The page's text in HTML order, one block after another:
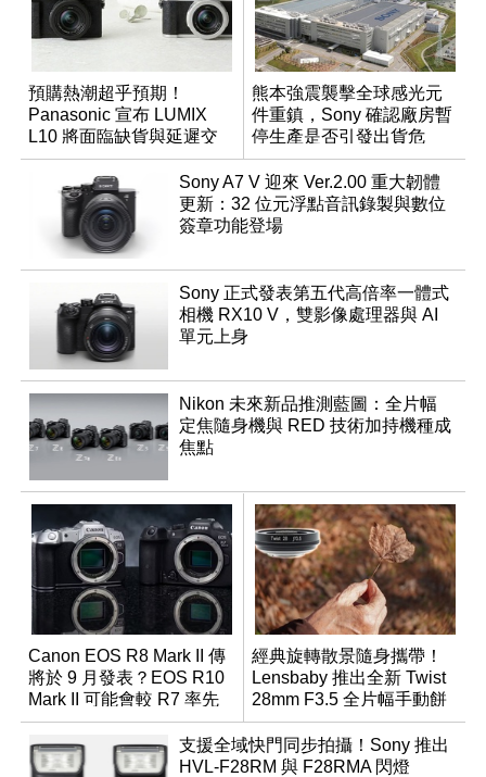
預購熱潮超乎預期！
Panasonic 宣布 LUMIX
L10 將面臨缺貨與延遲交
貨時間
熊本強震襲擊全球感光元
件重鎮，Sony 確認廠房暫
停生產是否引發出貨危
機？
Sony A7 V 迎來 Ver.2.00 重大韌體
更新：32 位元浮點音訊錄製與數位
簽章功能登場
Sony 正式發表第五代高倍率一體式
相機 RX10 V，雙影像處理器與 AI
單元上身
Nikon 未來新品推測藍圖：全片幅
定焦隨身機與 RED 技術加持機種成
焦點
Canon EOS R8 Mark II 傳
將於 9 月發表？EOS R10
Mark II 可能會較 R7 率先
推出
經典旋轉散景隨身攜帶！
Lensbaby 推出全新 Twist
28mm F3.5 全片幅手動餅
乾鏡
支援全域快門同步拍攝！Sony 推出
HVL-F28RM 與 F28RMA 閃燈